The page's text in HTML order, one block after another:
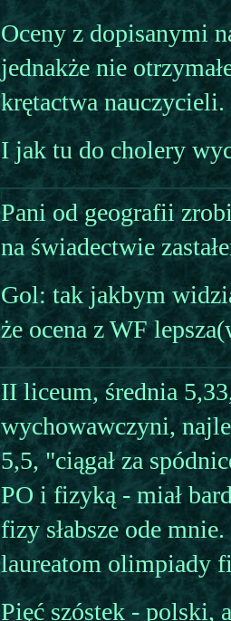
Oceny z dopisanymi
jednakże nie
krętactwa nauczycieli.
I jak tu do cholery
Pani od geografii
na świadectwie
Gol: tak jakbym
że ocena z WF
II liceum, średnia
wychowawczyni,
5,5, "ciągał za
PO i fizyką - miał
fizy słabsze ode
laureatom olimpiady
Pięć szóstek - polski,